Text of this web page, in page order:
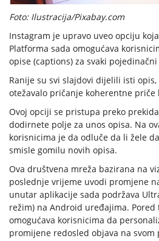
Foto: Ilustracija/Pixabay.com
Instagram je upravo uveo opciju
Platforma sada omogućava
opise (captions) za svaki
Ranije su svi slajdovi dijelili isti
otežavalo pričanje koherentne priče
Ovoj opciji se pristupa preko
dodirnete polje za unos opisa. Na
korisnicima je da odluče da li žele
smisle gomilu novih opisa.
Ova društvena mreža bazirana na
poslednje vrijeme uvodi promjene
unutar aplikacije sada podržava
režim) na Android uređajima. Pored
omogućava korisnicima da
promijene redosled objava na svom